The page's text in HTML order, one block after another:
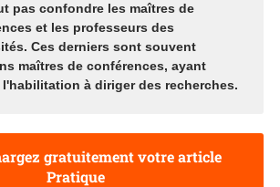
pas confondre les maîtres de
et les professeurs des
Ces derniers sont souvent
maîtres de conférences, ayant
à diriger des recherches.
gratuitement votre article
Pratique